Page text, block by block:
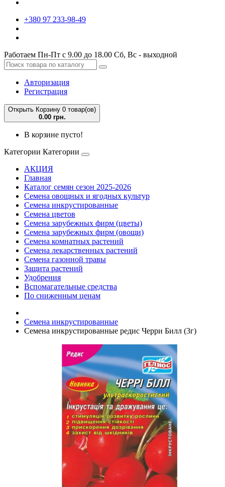
+380 97 233-98-49
Работаем Пн-Пт с 9.00 до 18.00 Сб, Вс - выходной
Авторизация
Регистрация
Открыть Корзину 0 товар(ов)
0.00 грн.
В корзине пусто!
Категории Категории
АКЦИЯ
Главная
Каталог семян сезон 2025-2026
Семена овощных и ягодных культур
Семена инкрустированные
Семена цветов
Семена зарубежных фирм (цветы)
Семена зарубежных фирм (овощи)
Семена комнатных растений
Семена лекарственных растений
Семена газонной травы
Защита растений
Удобрения
Вспомагательные средства
По сниженным ценам
Семена инкрустированные
Семена инкрустированные редис Черри Билл (3г)